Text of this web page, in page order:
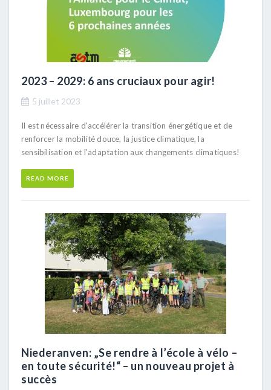
2023 – 2029: 6 ans cruciaux pour agir!
5 juillet 2023
Il est nécessaire d'accélérer la transition énergétique et de
renforcer la mobilité douce, la justice climatique, la
sensibilisation et l'adaptation aux changements climatiques!
READ MORE
Niederanven: „Se rendre à l’école à vélo –
en toute sécurité!“ – un nouveau projet à
succès